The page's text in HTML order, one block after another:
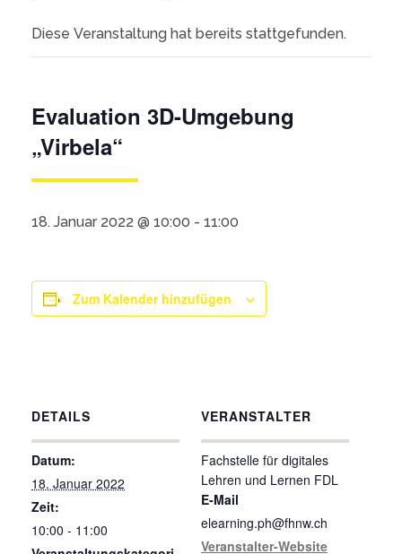
Diese Veranstaltung hat bereits stattgefunden.
Evaluation 3D-Umgebung
„Virbela“
18. Januar 2022 @ 10:00 - 11:00
Zum Kalender hinzufügen
DETAILS
Datum:
18. Januar 2022
Zeit:
10:00 - 11:00
VERANSTALTER
Fachstelle für digitales
Lehren und Lernen FDL
E-Mail
elearning.ph@fhnw.ch
Veranstalter-Website